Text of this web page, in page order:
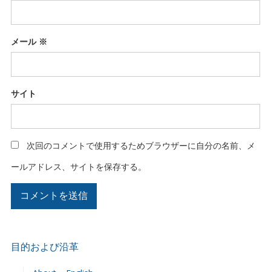
目的および沿革
メール ※
サイト
次回のコメントで使用するためブラウザーに自分の名前、メ
ールアドレス、サイトを保存する。